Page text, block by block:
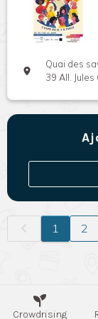
Quai des
39 All. Jules
1 2
Crowdrising